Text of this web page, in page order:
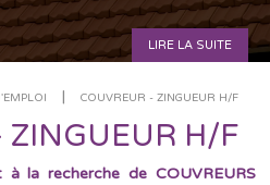
LIRE LA SUITE
| COUVREUR - ZINGUEUR H/F
ZINGUEUR H/F
à la recherche de COUVREURS